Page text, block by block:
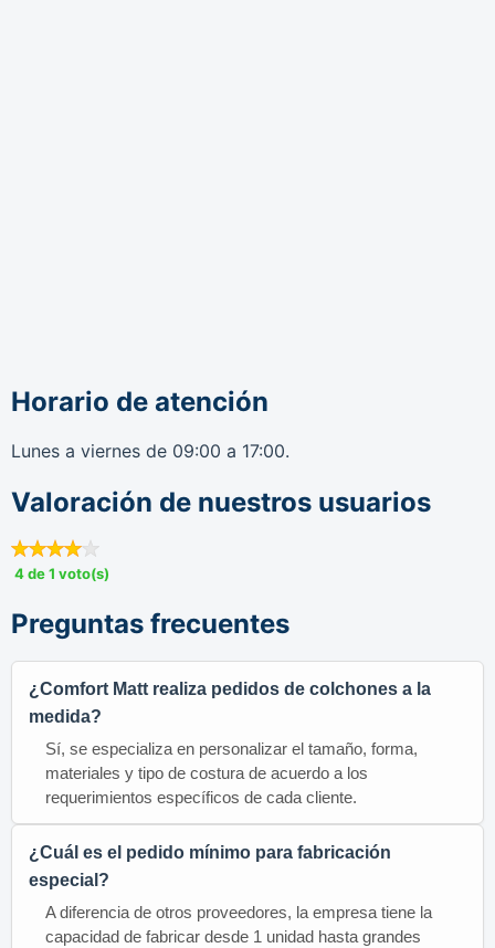
Horario de atención
Lunes a viernes de 09:00 a 17:00.
Valoración de nuestros usuarios
4 de 1 voto(s)
Preguntas frecuentes
¿Comfort Matt realiza pedidos de colchones a la
medida?
Sí, se especializa en personalizar el tamaño, forma,
materiales y tipo de costura de acuerdo a los
requerimientos específicos de cada cliente.
¿Cuál es el pedido mínimo para fabricación
especial?
A diferencia de otros proveedores, la empresa tiene la
capacidad de fabricar desde 1 unidad hasta grandes